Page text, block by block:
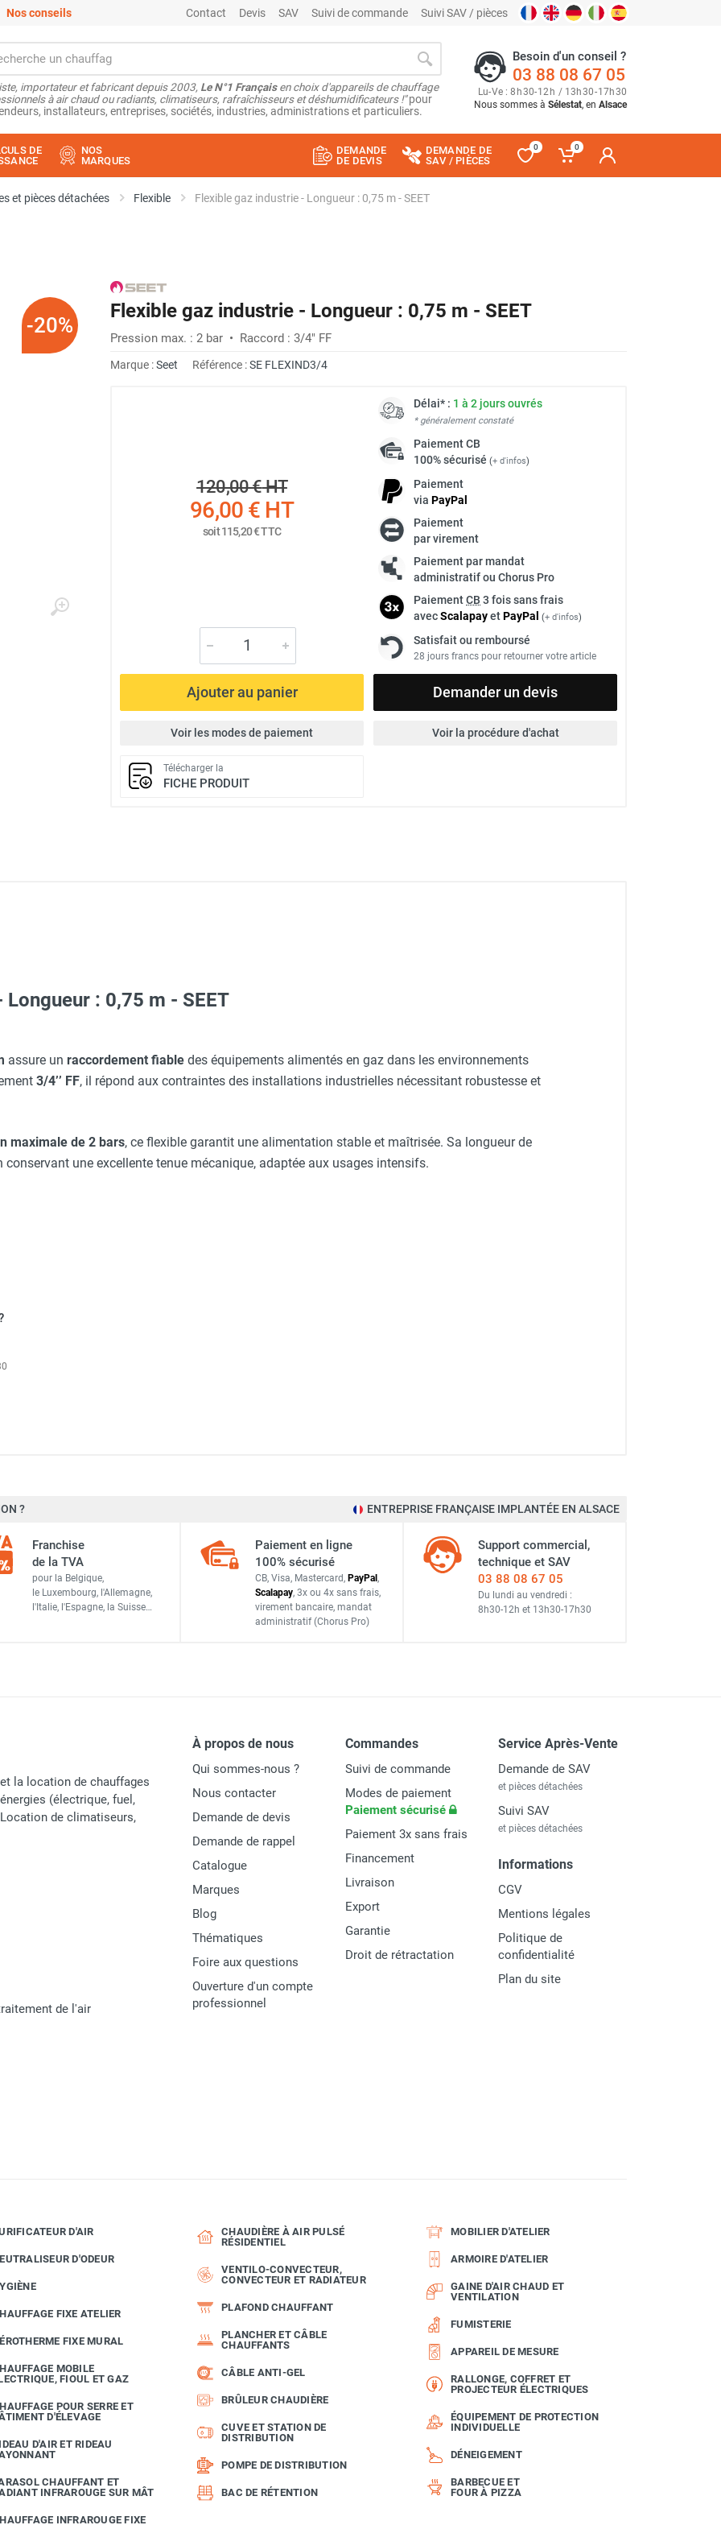
Nos conseils Contact Devis SAV Suivi de commande Suivi SAV / pièces
importateur et fabricant depuis 2003, Le N°1 Françaisen choix d'appareils de chauffage
à air chaud ou radiants, climatiseurs, rafraîchisseurs et déshumidificateurs !"pour
installateurs, entreprises, sociétés, industries, administrations et particuliers.
Besoin d'un conseil ?
03 88 08 67 05
Lu-Ve : 8h30-12h / 13h30-17h30
Nous sommes à Sélestat, en Alsace
DE
NOS
MARQUES
DEMANDE
DE DEVIS
DEMANDE DE
SAV / PIÈCES
0 0
et pièces détachées Flexible Flexible gaz industrie - Longueur : 0,75 m - SEET
-20%
Flexible gaz industrie - Longueur : 0,75 m - SEET
Pression max. : 2 bar • Raccord : 3/4" FF
Marque :Seet Référence :SE FLEXIND3/4
120,00 €HT
96,00 € HT
soit115,20 €TTC
Délai* : 1 à 2 jours ouvrés
* généralement constaté
PaiementCB
100% sécurisé (+ d'infos)
Paiement
via PayPal
Paiement
par virement
Paiement par mandat
administratif ou Chorus Pro
PaiementCB 3 fois sans frais
avecScalapayetPayPal (+ d'infos)
Satisfait ou remboursé
28 jours francs pour retourner votre article
Ajouter au panier Demander un devis
Voir les modes de paiement Voir la procédure d'achat
Télécharger la
FICHE PRODUIT
gaz naturel G20 - SEET
gaz propane G31 - SEET
gaz propane G31 - SEET
: 0,75 m - SEET
assure un raccordement fiable des équipements alimentés en gaz dans les environnements
3/4’’ FF, il répond aux contraintes des installations industrielles nécessitant robustesse et
maximale de 2 bars, ce flexible garantit une alimentation stable et maîtrisée. Sa longueur de
une excellente tenue mécanique, adaptée aux usages intensifs.
France
ACCESSOIRES
? ENTREPRISE FRANÇAISE IMPLANTÉE EN ALSACE
Franchise
de la TVA
pour la Belgique,
le Luxembourg, l'Allemagne,
l'Italie, l'Espagne, la Suisse…
Paiement en ligne
100% sécurisé
CB, Visa, Mastercard, PayPal ,
Scalapay, 3x ou 4x sans frais,
virement bancaire, mandat
administratif (Chorus Pro)
Support commercial,
technique et SAV
03 88 08 67 05
Du lundi au vendredi :
8h30-12h et 13h30-17h30
la location de chauffages
(électrique, fuel,
de climatiseurs,
de l'air
À propos de nous
Qui sommes-nous ?
Nous contacter
Demande de devis
Demande de rappel
Catalogue
Marques
Blog
Thématiques
Foire aux questions
Ouverture d'un compte
professionnel
Commandes
Suivi de commande
Modes de paiement
Paiement sécurisé
Paiement 3x sans frais
Financement
Livraison
Export
Garantie
Droit de rétractation
Service Après-Vente
Demande de SAV
et pièces détachées
Suivi SAV
et pièces détachées
Informations
CGV
Mentions légales
Politique de
confidentialité
Plan du site
D'AIR
D'ODEUR
FIXE ATELIER
FIXE MURAL
MOBILE
FIOUL ET GAZ
POUR SERRE ET
D'ÉLEVAGE
D'AIR ET RIDEAU
CHAUFFANT ET
INFRAROUGE SUR MÂT
INFRAROUGE FIXE
CHAUDIÈRE À AIR PULSÉ
RÉSIDENTIEL
VENTILO-CONVECTEUR,
CONVECTEUR ET RADIATEUR
PLAFOND CHAUFFANT
PLANCHER ET CÂBLE
CHAUFFANTS
CÂBLE ANTI-GEL
BRÛLEUR CHAUDIÈRE
CUVE ET STATION DE
DISTRIBUTION
POMPE DE DISTRIBUTION
BAC DE RÉTENTION
MOBILIER D'ATELIER
ARMOIRE D'ATELIER
GAINE D'AIR CHAUD ET
VENTILATION
FUMISTERIE
APPAREIL DE MESURE
RALLONGE, COFFRET ET
PROJECTEUR ÉLECTRIQUES
ÉQUIPEMENT DE PROTECTION
INDIVIDUELLE
DÉNEIGEMENT
BARBECUE ET
FOUR À PIZZA